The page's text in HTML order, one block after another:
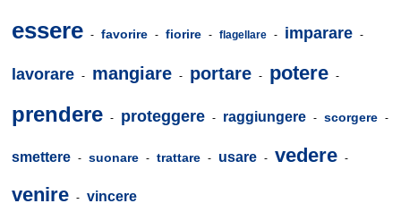
essere - favorire - fiorire - flagellare - imparare -
lavorare - mangiare - portare - potere -
prendere - proteggere - raggiungere - scorgere -
smettere - suonare - trattare - usare - vedere -
venire - vincere